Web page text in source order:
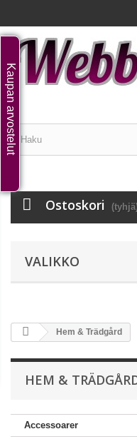
Ostoskori
VALIKKO
Hem & Trädgård
HEM &
Accessoarer
Kaupan arvostelut